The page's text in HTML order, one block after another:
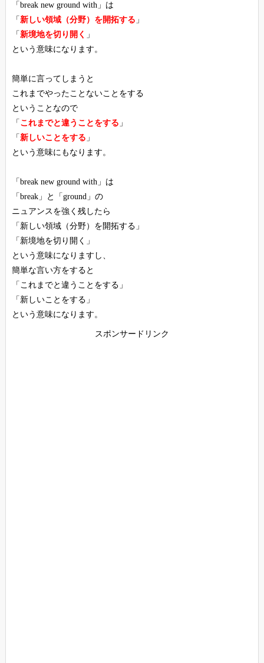
「break new ground with」は
「 新しい領域（分野）を開拓する 」
「 新境地を切り開く 」
という意味になります。
簡単に言ってしまうと
これまでやったことないことをする
ということなので
「 これまでと違うことをする 」
「 新しいことをする 」
という意味にもなります。
「break new ground with」は
「break」と「ground」の
ニュアンスを強く残したら
「新しい領域（分野）を開拓する」
「新境地を切り開く」
という意味になりますし、
簡単な言い方をすると
「これまでと違うことをする」
「新しいことをする」
という意味になります。
スポンサードリンク